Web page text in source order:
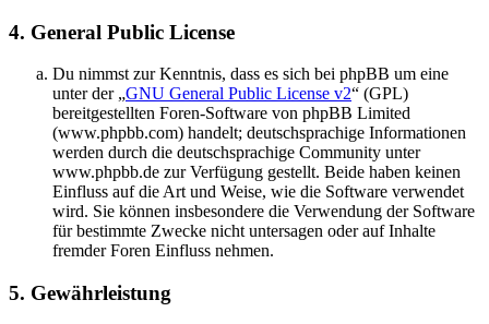
4. General Public License
Du nimmst zur Kenntnis, dass es sich bei phpBB um eine
unter der „GNU General Public License v2“ (GPL)
bereitgestellten Foren-Software von phpBB Limited
(www.phpbb.com) handelt; deutschsprachige Informationen
werden durch die deutschsprachige Community unter
www.phpbb.de zur Verfügung gestellt. Beide haben keinen
Einfluss auf die Art und Weise, wie die Software verwendet
wird. Sie können insbesondere die Verwendung der Software
für bestimmte Zwecke nicht untersagen oder auf Inhalte
fremder Foren Einfluss nehmen.
5. Gewährleistung